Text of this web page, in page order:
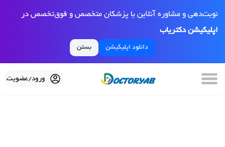
نوبت‌دهی و مشاوره آنلاین با پزشکان متخصص و فوق‌تخصص در
اپلیکیشن دکتریاب
دانلود اپلیکیشن بستن
ورود/عضویت